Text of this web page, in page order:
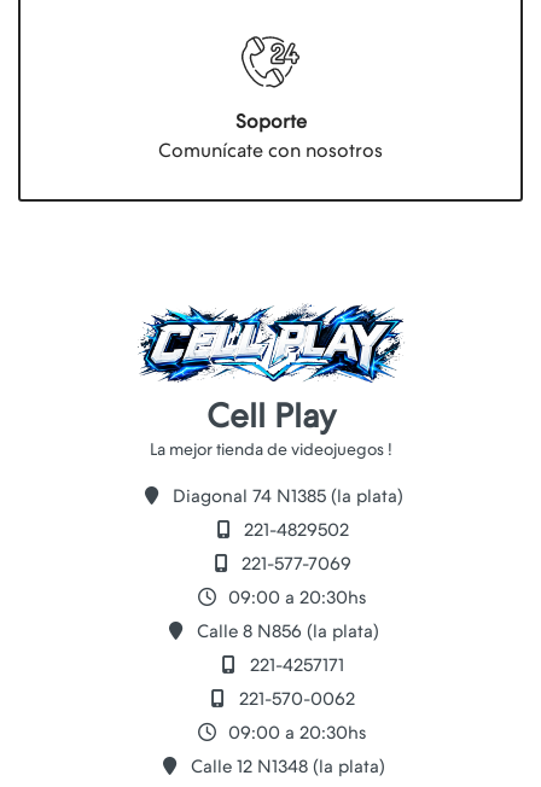
Soporte
Comunícate con nosotros
Cell Play
Diagonal 74 N1385 (la plata)
221-4829502
221-577-7069
09:00 a 20:30hs
Calle 8 N856 (la plata)
221-4257171
221-570-0062
09:00 a 20:30hs
Calle 12 N1348 (la plata)